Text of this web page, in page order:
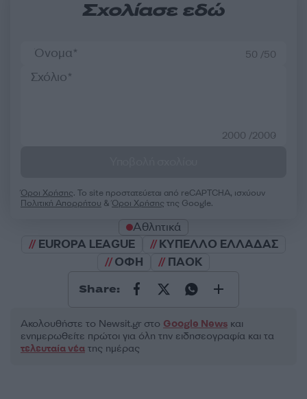
Σχολίασε εδώ
50 /50
2000 /2000
Όροι Χρήσης. Το site προστατεύεται από reCAPTCHA, ισχύουν
Πολιτική Απορρήτου &Όροι Χρήσης της Google.
Αθλητικά
EUROPA LEAGUE
ΚΥΠΕΛΛΟ ΕΛΛΑΔΑΣ
ΟΦΗ
ΠΑΟΚ
Share:
Ακολουθήστε το Νewsit.gr στο Google News και
ενημερωθείτε πρώτοι για όλη την ειδησεογραφία και τα
τελευταία νέα της ημέρας